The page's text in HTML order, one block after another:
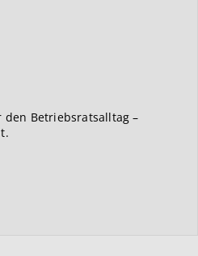
Betriebsratsalltag –